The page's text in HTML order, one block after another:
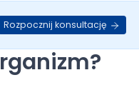
Rozpocznij konsultację